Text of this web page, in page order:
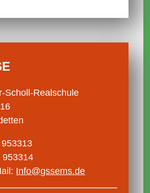
Scholl-Realschule
953314
Info@gssems.de